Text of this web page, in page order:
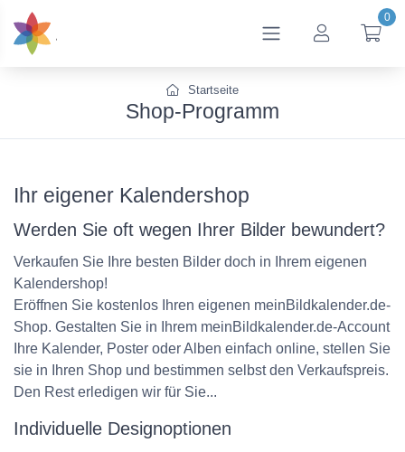
0
Startseite
Shop-Programm
Ihr eigener Kalendershop
Werden Sie oft wegen Ihrer Bilder bewundert?
Verkaufen Sie Ihre besten Bilder doch in Ihrem eigenen
Kalendershop!
Eröffnen Sie kostenlos Ihren eigenen meinBildkalender.de-
Shop. Gestalten Sie in Ihrem meinBildkalender.de-Account
Ihre Kalender, Poster oder Alben einfach online, stellen Sie
sie in Ihren Shop und bestimmen selbst den Verkaufspreis.
Den Rest erledigen wir für Sie...
Individuelle Designoptionen